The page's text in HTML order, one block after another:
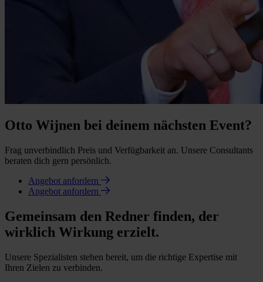
Otto Wijnen bei deinem nächsten Event?
Frag unverbindlich Preis und Verfügbarkeit an. Unsere Consultants
beraten dich gern persönlich.
Angebot anfordern
Angebot anfordern
Gemeinsam den Redner finden, der
wirklich Wirkung erzielt.
Unsere Spezialisten stehen bereit, um die richtige Expertise mit
Ihren Zielen zu verbinden.